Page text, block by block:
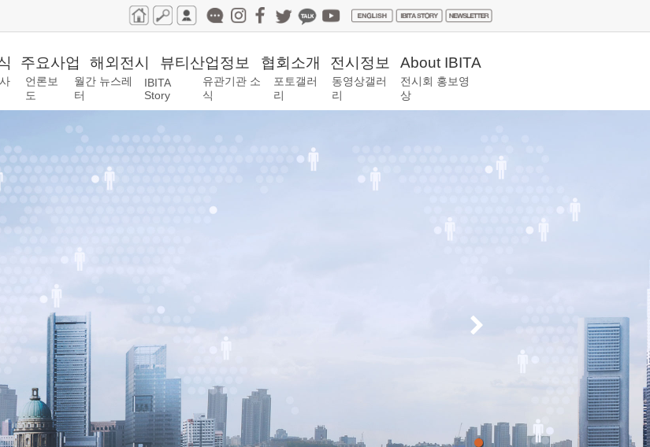
주요사업 해외전시 뷰티산업정보 협회소개 전시정보 About IBITA
언론보
도
월간 뉴스레
터
IBITA
Story
유관기관 소
식
포토갤러
리
동영상갤러
리
전시회 홍보영
상